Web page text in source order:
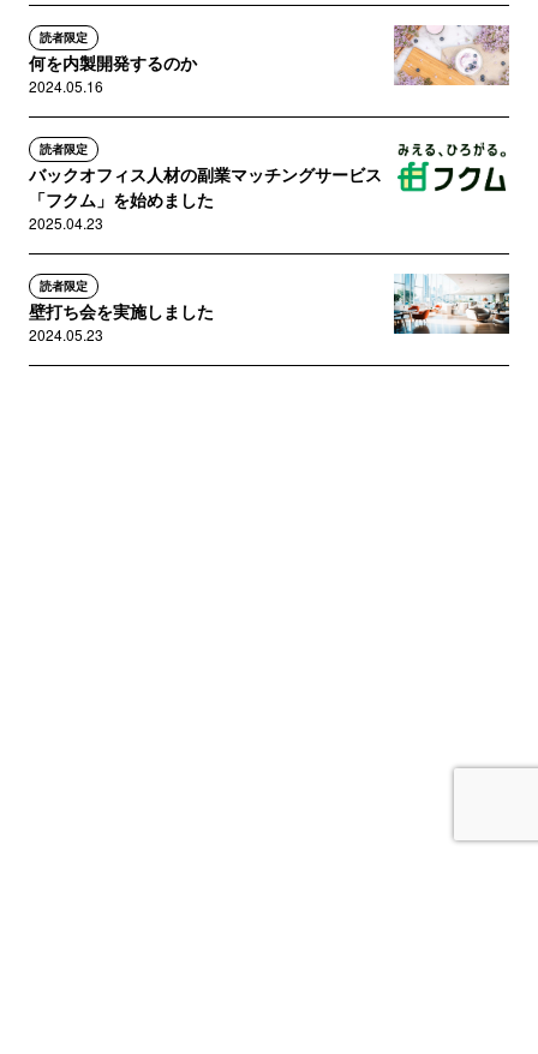
読者限定
何を内製開発するのか
2024.05.16
読者限定
バックオフィス人材の副業マッチングサービス
「フクム」を始めました
2025.04.23
読者限定
壁打ち会を実施しました
2024.05.23